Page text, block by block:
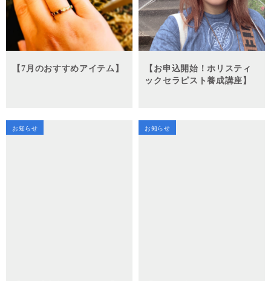
【7月のおすすめアイテム】
【お申込開始！ホリスティ
ックセラピスト養成講座】
お知らせ お知らせ